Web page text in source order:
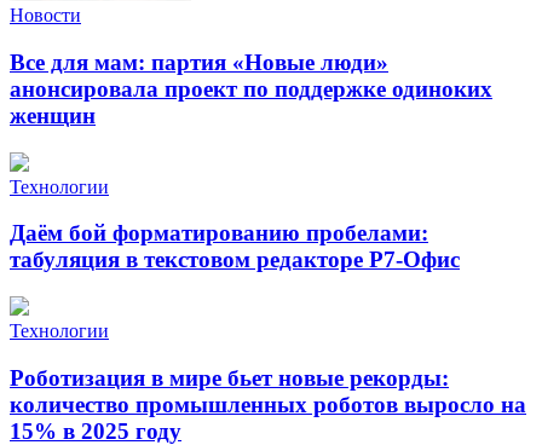
Новости
Все для мам: партия «Новые люди»
анонсировала проект по поддержке одиноких
женщин
Технологии
Даём бой форматированию пробелами:
табуляция в текстовом редакторе Р7-Офис
Технологии
Роботизация в мире бьет новые рекорды:
количество промышленных роботов выросло на
15% в 2025 году